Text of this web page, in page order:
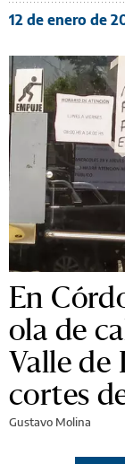
12 de enero de
En
ola de
Valle de
cortes
Gustavo Molina